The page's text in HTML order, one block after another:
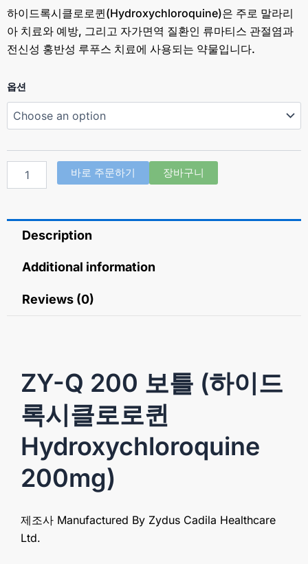
하이드록시클로로퀸(Hydroxychloroquine)은 주로 말라리
아 치료와 예방, 그리고 자가면역 질환인 류마티스 관절염과
전신성 홍반성 루푸스 치료에 사용되는 약물입니다.
옵션
ZY-
200
(하
이
클
Hydroxychloroquine
quantity
바로 주문하기 장바구니
Description
Additional information
Reviews (0)
ZY-Q 200 보틀 (하이드
록시클로로퀸
Hydroxychloroquine
200mg)
제조사 Manufactured By Zydus Cadila Healthcare
Ltd.